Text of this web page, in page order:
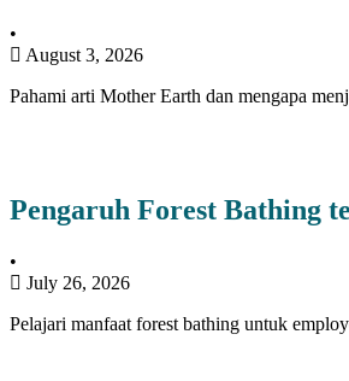
•
August 3, 2026
Pahami arti Mother Earth dan mengapa
Pengaruh Forest Bathing
•
July 26, 2026
Pelajari manfaat forest bathing untuk